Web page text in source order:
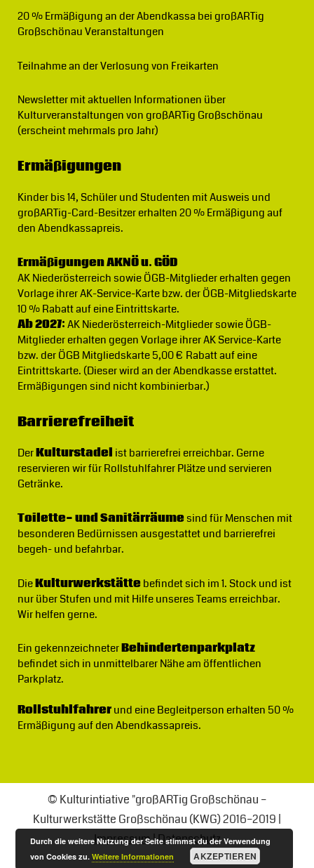
20 % Ermäßigungan der Abendkassa bei großARTig
Großschönau Veranstaltungen
Teilnahme an der Verlosung von Freikarten
Newslettermit aktuellen Informationen über
Kulturveranstaltungen von großARTig Großschönau
(erscheint mehrmals pro Jahr)
Ermäßigungen
Kinder bis 14, Schüler und Studenten mit Ausweis und
großARTig-Card-Besitzer erhalten 20 % Ermäßigung auf
den Abendkassapreis.
Ermäßigungen AKNÖ u. GÖD
AK Niederösterreich sowie ÖGB-Mitglieder erhalten gegen
Vorlage ihrer AK-Service-Karte bzw. der ÖGB-Mitgliedskarte
10 % Rabatt auf eine Eintrittskarte.
Ab 2027:AK Niederösterreich-Mitglieder sowie ÖGB-
Mitglieder erhalten gegen Vorlage ihrer AK Service-Karte
bzw. der ÖGB Mitgliedskarte 5,00 € Rabatt auf eine
Eintrittskarte. (Dieser wird an der Abendkasse erstattet.
Ermäßigungen sind nicht kombinierbar.)
Barrierefreiheit
DerKulturstadel ist barrierefrei erreichbar. Gerne
reservieren wir für Rollstuhlfahrer Plätze und servieren
Getränke.
Toilette- und Sanitärräumesind für Menschen mit
besonderen Bedürnissen ausgestattet und barrierefrei
begeh- und befahrbar.
DieKulturwerkstättebefindet sich im 1. Stock und ist
nur über Stufen und mit Hilfe unseres Teams erreichbar.
Wir helfen gerne.
Ein gekennzeichneterBehindertenparkplatz
befindet sich in unmittelbarer Nähe am öffentlichen
Parkplatz.
Rollstuhlfahrerund eine Begleitperson erhalten 50 %
Ermäßigung auf den Abendkassapreis.
© Kulturintiative "großARTig Großschönau –
Kulturwerkstätte Großschönau (KWG) 2016–2019 |
Impressum|Datenschutz
Durch die weitere Nutzung der Seite stimmst du der Verwendung
von Cookies zu.Weitere Informationen AKZEPTIEREN